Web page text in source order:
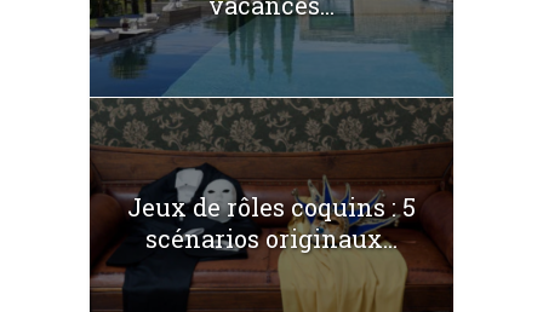
Jeux de rôles coquins : 5
scénarios originaux...